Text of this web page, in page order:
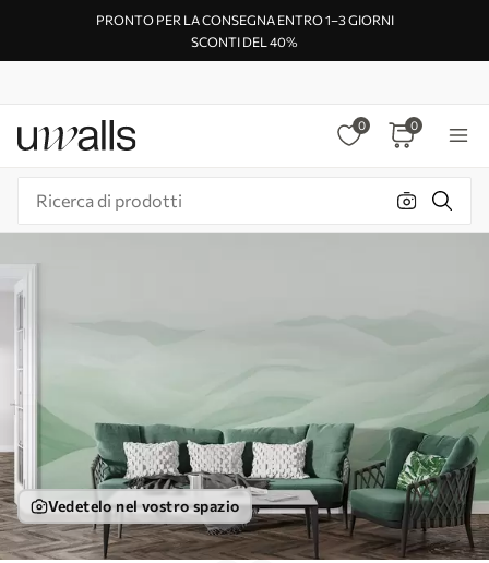
PRONTO PER LA CONSEGNA ENTRO 1–3 GIORNI
SCONTI DEL 40%
0 0
Vedetelo nel vostro spazio